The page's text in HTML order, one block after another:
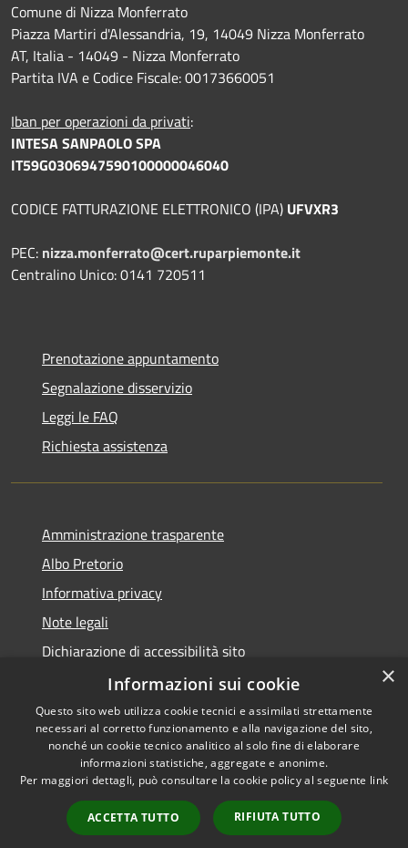
Comune di Nizza Monferrato
Piazza Martiri d'Alessandria, 19, 14049 Nizza Monferrato
AT, Italia - 14049 - Nizza Monferrato
Partita IVA e Codice Fiscale: 00173660051
Iban per operazioni da privati:
INTESA SANPAOLO SPA
IT59G0306947590100000046040
CODICE FATTURAZIONE ELETTRONICO (IPA) UFVXR3
PEC: nizza.monferrato@cert.ruparpiemonte.it
Centralino Unico: 0141 720511
Prenotazione appuntamento
Segnalazione disservizio
Leggi le FAQ
Richiesta assistenza
Amministrazione trasparente
Albo Pretorio
Informativa privacy
Note legali
Dichiarazione di accessibilità sito
Dichiarazione di accessibilità app Municipium
RSS
•Accesso redazione
×
Informazioni sui cookie
Questo sito web utilizza cookie tecnici e assimilati strettamente
necessari al corretto funzionamento e alla navigazione del sito,
nonché un cookie tecnico analitico al solo fine di elaborare
informazioni statistiche, aggregate e anonime.
Per maggiori dettagli, può consultare la cookie policy al seguente link
ACCETTA TUTTO RIFIUTA TUTTO